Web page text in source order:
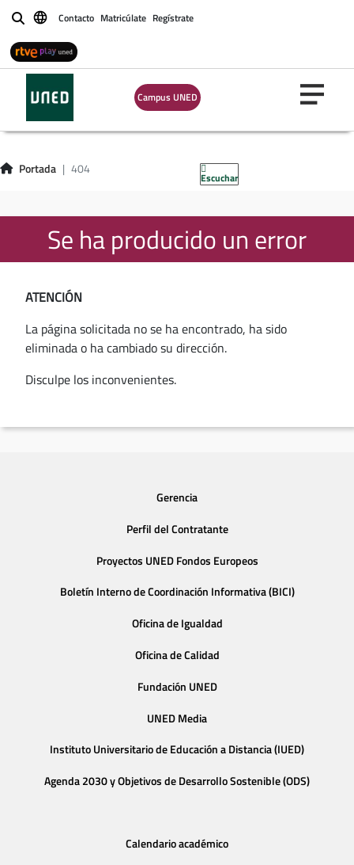
BuscarContacto Matricúlate Regístrate
Campus UNED
Portada 404
Escuchar
Se ha producido un error
ATENCIÓN
La página solicitada no se ha encontrado, ha sido
eliminada o ha cambiado su dirección.
Disculpe los inconvenientes.
Gerencia
Perfil del Contratante
Proyectos UNED Fondos Europeos
Boletín Interno de Coordinación Informativa (BICI)
Oficina de Igualdad
Oficina de Calidad
Fundación UNED
UNED Media
Instituto Universitario de Educación a Distancia (IUED)
Agenda 2030 y Objetivos de Desarrollo Sostenible (ODS)
Calendario académico